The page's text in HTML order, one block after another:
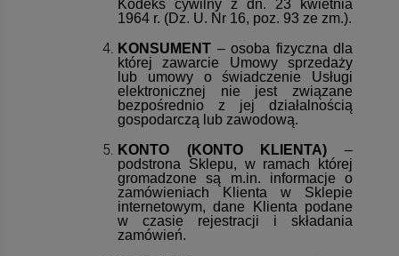
Cena regularna:
9,80 zł
Najniższa cena:
9,80 zł
DO KOSZYKA
ptaków kod.prod.R0212
3,00 zł
Cena regularna:
8,00 zł
Najniższa cena:
3,00 zł
powiadom o
dostępności
Kodeks cywilny z dn. 23 kwietnia
1964 r. (Dz. U. Nr 16, poz. 93 ze zm.).
KONSUMENT – osoba fizyczna dla
której zawarcie Umowy sprzedaży
lub umowy o świadczenie Usługi
elektronicznej nie jest związane
bezpośrednio z jej działalnością
gospodarczą lub zawodową.
KONTO (KONTO KLIENTA) –
podstrona Sklepu, w ramach której
gromadzone są m.in. informacje o
zamówieniach Klienta w Sklepie
internetowym, dane Klienta podane
w czasie rejestracji i składania
zamówień.